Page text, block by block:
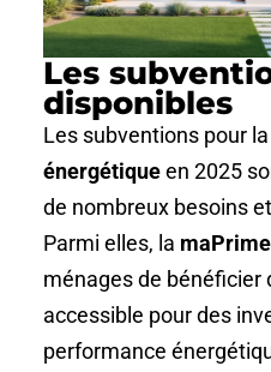
Les
disponibles
Les subventions pour la
énergétiqueen 2025
de nombreux besoins
Parmi elles, la
ménages de bénéficier
accessible pour des
performance